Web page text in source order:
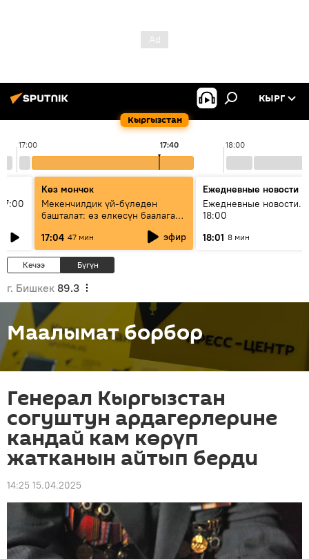
Кыргызстан
КЫРГ
17:00 18:00
17:40
Көз мончок
Мекенчилдик үй-бүлөдөн
башталат: өз өлкөсүн баалаган
муунду кантип тарбиялоо
керек?
17:04 47 мин эфир
Ежедневные новости
Ежедневные новости.
18:00
18:01 8 мин
Кечээ Бүгүн
г. Бишкек 89.3
Маалымат борбор
Генерал Кыргызстан
согуштун ардагерлерине
кандай кам көрүп
жатканын айтып берди
14:25 15.04.2025